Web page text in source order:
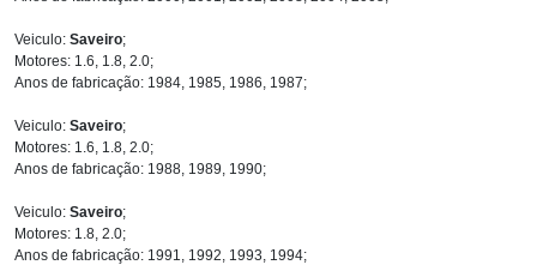
Veiculo: Saveiro;
Motores: 1.6, 1.8, 2.0;
Anos de fabricação: 1984, 1985, 1986, 1987;
Veiculo: Saveiro;
Motores: 1.6, 1.8, 2.0;
Anos de fabricação: 1988, 1989, 1990;
Veiculo: Saveiro;
Motores: 1.8, 2.0;
Anos de fabricação: 1991, 1992, 1993, 1994;